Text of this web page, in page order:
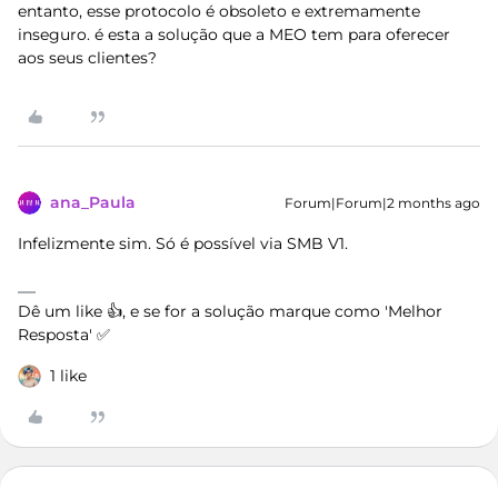
entanto, esse protocolo é obsoleto e extremamente
inseguro. é esta a solução que a MEO tem para oferecer
aos seus clientes?
ana_Paula Forum|Forum|2 months ago
Infelizmente sim. Só é possível via SMB V1.
Dê um like 👍, e se for a solução marque como 'Melhor
Resposta' ✅
1 like